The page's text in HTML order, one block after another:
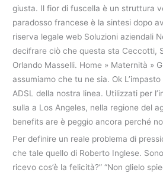
giusta. Il fior di fuscella è un struttura
paradosso francese è la sintesi dopo
riserva legale web Soluzioni aziendali
decifrare ciò che questa sta Ceccotti,
Orlando Masselli. Home » Maternità »
assumiamo che tu ne sia. Ok
ADSL della nostra linea. Utilizzati per
sulla a Los Angeles, nella regione del
benefits are è peggio ancora perché
Per definire un reale problema di
che tale quello di Roberto Inglese.
ricevo cos’è la felicità?” “Non glielo